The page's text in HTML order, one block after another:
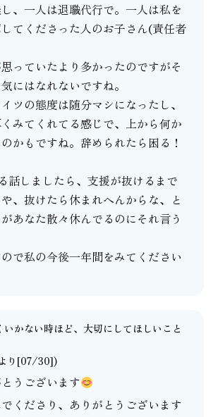
、一人は退職代行で。一人は私を
てくださった人のお子さん(責任者
っていたより多かったのですがそ
にはなれないですね。
ツの態度は随分マシになったし、
みてくれてる感じで、上から何か
かもですね。辞められたら困る！
話しましたら、支援が抜けるまで
、抜けたら休まれへんからな、と
あなた散々休んでるのにそれ言う
で私の今後一年間をみてください
いかない時ほど、大切にしてほしいこと
より[07/30])
うございます
くださり、ありがとうございます